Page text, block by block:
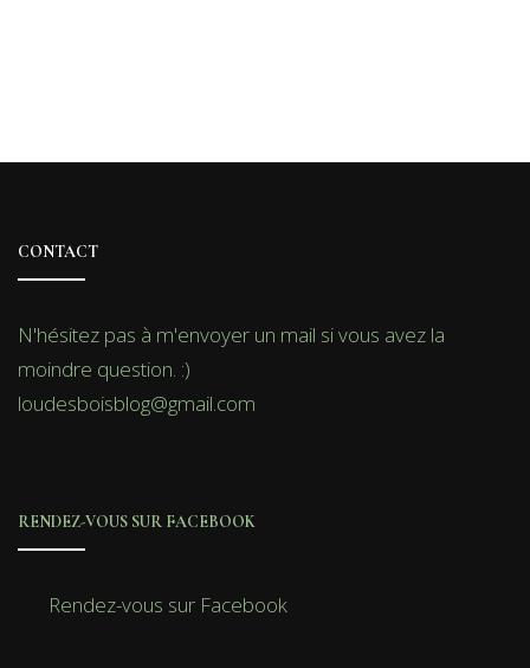
CONTACT
N'hésitez pas à m'envoyer un mail si vous avez la
moindre question. :)
loudesboisblog@gmail.com
RENDEZ-VOUS SUR FACEBOOK
Rendez-vous sur Facebook